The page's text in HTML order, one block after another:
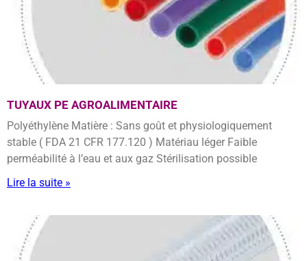
TUYAUX PE AGROALIMENTAIRE
Polyéthylène Matière : Sans goût et physiologiquement
stable ( FDA 21 CFR 177.120 ) Matériau léger Faible
perméabilité à l’eau et aux gaz Stérilisation possible
Lire la suite »